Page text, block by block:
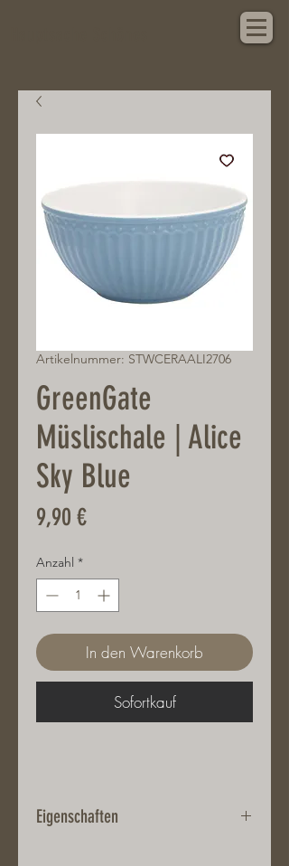
Artikelnummer: STWCERAALI2706
GreenGate
Müslischale | Alice
Sky Blue
9,90 €Preis
Anzahl *
In den Warenkorb
Sofortkauf
Eigenschaften